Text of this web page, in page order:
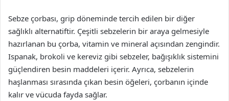
Sebze çorbası, grip döneminde tercih edilen bir diğer
sağlıklı alternatiftir. Çeşitli sebzelerin bir araya gelmesiyle
hazırlanan bu çorba, vitamin ve mineral açısından zengindir.
Ispanak, brokoli ve kereviz gibi sebzeler, bağışıklık sistemini
güçlendiren besin maddeleri içerir. Ayrıca, sebzelerin
haşlanması sırasında çıkan besin öğeleri, çorbanın içinde
kalır ve vücuda fayda sağlar.